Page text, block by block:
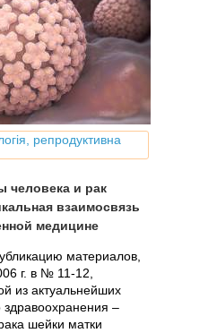
репродуктивна
человека и рак
взаимосвязь
медицине
материалов,
г. в № 11-12,
из актуальнейших
–
шейки матки